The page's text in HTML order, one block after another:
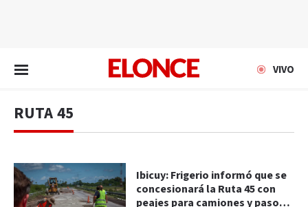
VIVO
RUTA 45
Ibicuy: Frigerio informó que se
concesionará la Ruta 45 con
peajes para camiones y paso